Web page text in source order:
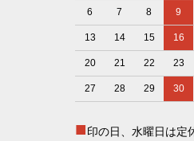
6 7 8 9
13 14 15 16
20 21 22 23
27 28 29 30
■印の日、水曜日は定